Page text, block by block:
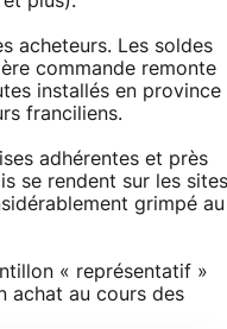
acheteurs. Les soldes
commande remonte
installés en province
franciliens.
adhérentes et près
se rendent sur les sites
grimpé au
« représentatif »
achat au cours des